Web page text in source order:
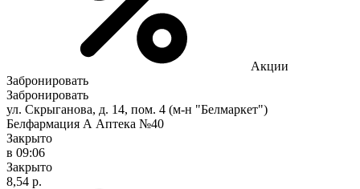
Акции
Забронировать
Забронировать
ул. Скрыганова, д. 14, пом. 4 (м-н "Белмаркет")
Белфармация А Аптека №40
Закрыто
в 09:06
Закрыто
8,54 р.